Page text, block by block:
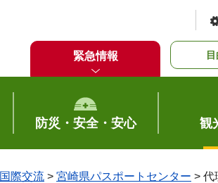
緊急情報
防災・安全・安心 観
国際交流 > 宮崎県パスポートセンター > 代